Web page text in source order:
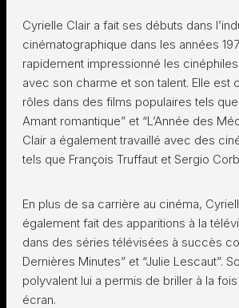
Cyrielle Clair a fait ses débuts dans
cinématographique dans les années
rapidement impressionné les
avec son charme et son talent. Elle est
rôles dans des films populaires tels
Amant romantique” et “L’Année des
Clair a également travaillé avec des
tels que François Truffaut et Sergio
En plus de sa carrière au cinéma,
également fait des apparitions à la
dans des séries télévisées à succès
Dernières Minutes” et “Julie Lescaut”.
polyvalent lui a permis de briller à la
écran.